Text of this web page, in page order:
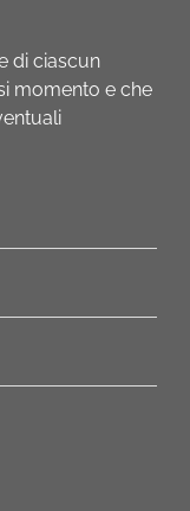
di ciascun
momento e che